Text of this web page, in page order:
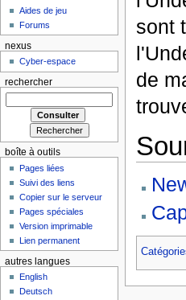
sont
de
Aides de jeu
Forums
nexus
Cyber-espace
rechercher
boîte à outils
Pages liées
Suivi des liens
Copier sur le serveur
Pages spéciales
Version imprimable
Lien permanent
autres langues
English
Deutsch